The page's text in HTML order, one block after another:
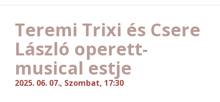
Teremi Trixi és Csere
László operett-
musical estje
2025. 06. 07., Szombat, 17:30